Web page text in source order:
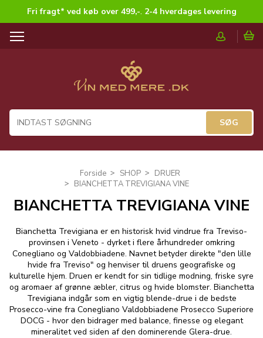
Fri fragt* ved køb over 499,-. 2-4 hverdages levering
T
a
i
i
n
Forside SHOP
DRUER
BIANCHETTA TREVIGIANA VINE
BIANCHETTA TREVIGIANA VINE
Bianchetta Trevigiana er en historisk hvid vindrue fra Treviso-
provinsen i Veneto - dyrket i flere århundreder omkring
Conegliano og Valdobbiadene. Navnet betyder direkte "den lille
hvide fra Treviso" og henviser til druens geografiske og
kulturelle hjem. Druen er kendt for sin tidlige modning, friske syre
og aromaer af grønne æbler, citrus og hvide blomster. Bianchetta
Trevigiana indgår som en vigtig blende-drue i de bedste
Prosecco-vine fra Conegliano Valdobbiadene Prosecco Superiore
DOCG - hvor den bidrager med balance, finesse og elegant
mineralitet ved siden af den dominerende Glera-drue.